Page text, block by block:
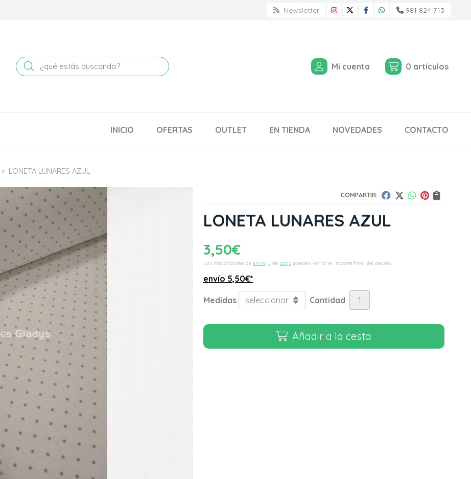
Newsletter 981 824 713
Buscar Mi cuenta 0 artículos
INICIO OFERTAS OUTLET EN TIENDA NOVEDADES CONTACTO
LONETA LUNARES AZUL
COMPARTIR:
LONETA LUNARES AZUL
3,50€
Las modalidades de envío y de pago pueden variar el importe final del pedido.
envío 5,50€*
Medidas Cantidad
Añadir a la cesta